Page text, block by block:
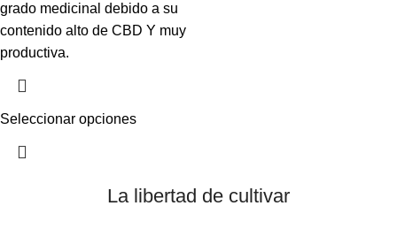
grado medicinal debido a su
contenido alto de CBD Y muy
productiva.
Seleccionar opciones
La libertad de cultivar